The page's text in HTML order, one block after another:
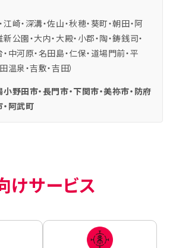
江崎・深溝・佐山・秋穂・葵町・朝田・阿
公園・大内・大殿・小郡・陶・鋳銭司・
中河原・名田島・仁保・道場門前・平
温泉・吉敷・吉田）
小野田市・長門市・下関市・美祢市・防府
・阿武町
けサービス